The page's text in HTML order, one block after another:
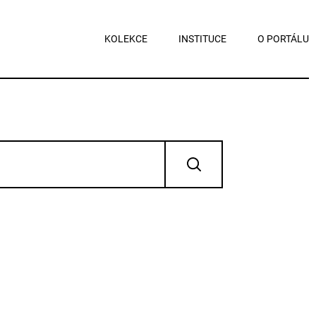
KOLEKCE INSTITUCE O PORTÁLU